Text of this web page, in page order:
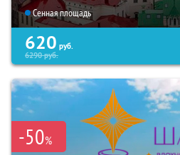
Сенная площадь
620 руб.
6290руб.
-50%